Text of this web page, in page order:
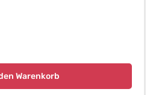
Warenkorb